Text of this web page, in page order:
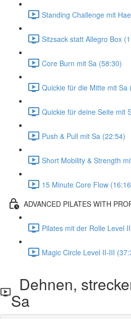
Standing Challenge mit
Sitzsack statt Allegro Box
Core Burn mit Sa (58:30)
Quickie für die Mitte mit Sa
Quickie für deine Seite mit
Push & Pull mit Sa (22:54)
Short Mobility & Strength
15 Minute Core Flow
ADVANCED PILATES WITH
Pilates mit der Rolle Level
Magic Circle Level II-III
Dehnen,
Sa